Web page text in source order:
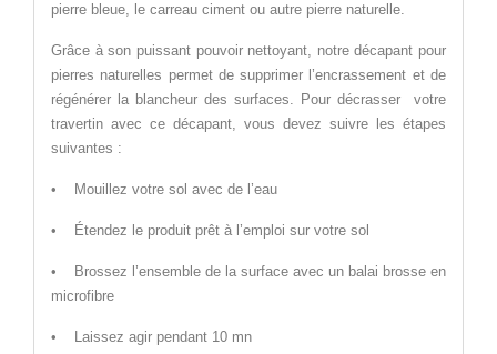
pierre bleue, le carreau ciment ou autre pierre naturelle.
Grâce à son puissant pouvoir nettoyant, notre décapant pour
pierres naturelles permet de supprimer l’encrassement et de
régénérer la blancheur des surfaces. Pour décrasser votre
travertin avec ce décapant, vous devez suivre les étapes
suivantes :
• Mouillez votre sol avec de l’eau
• Étendez le produit prêt à l’emploi sur votre sol
• Brossez l’ensemble de la surface avec un balai brosse en
microfibre
• Laissez agir pendant 10 mn